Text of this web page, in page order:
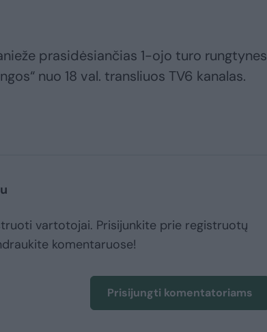
prasidėsiančias 1-ojo turo rungtynes
nuo 18 val. transliuos TV6 kanalas.
vartotojai. Prisijunkite prie registruotų
komentaruose!
Prisijungti komentatoriams